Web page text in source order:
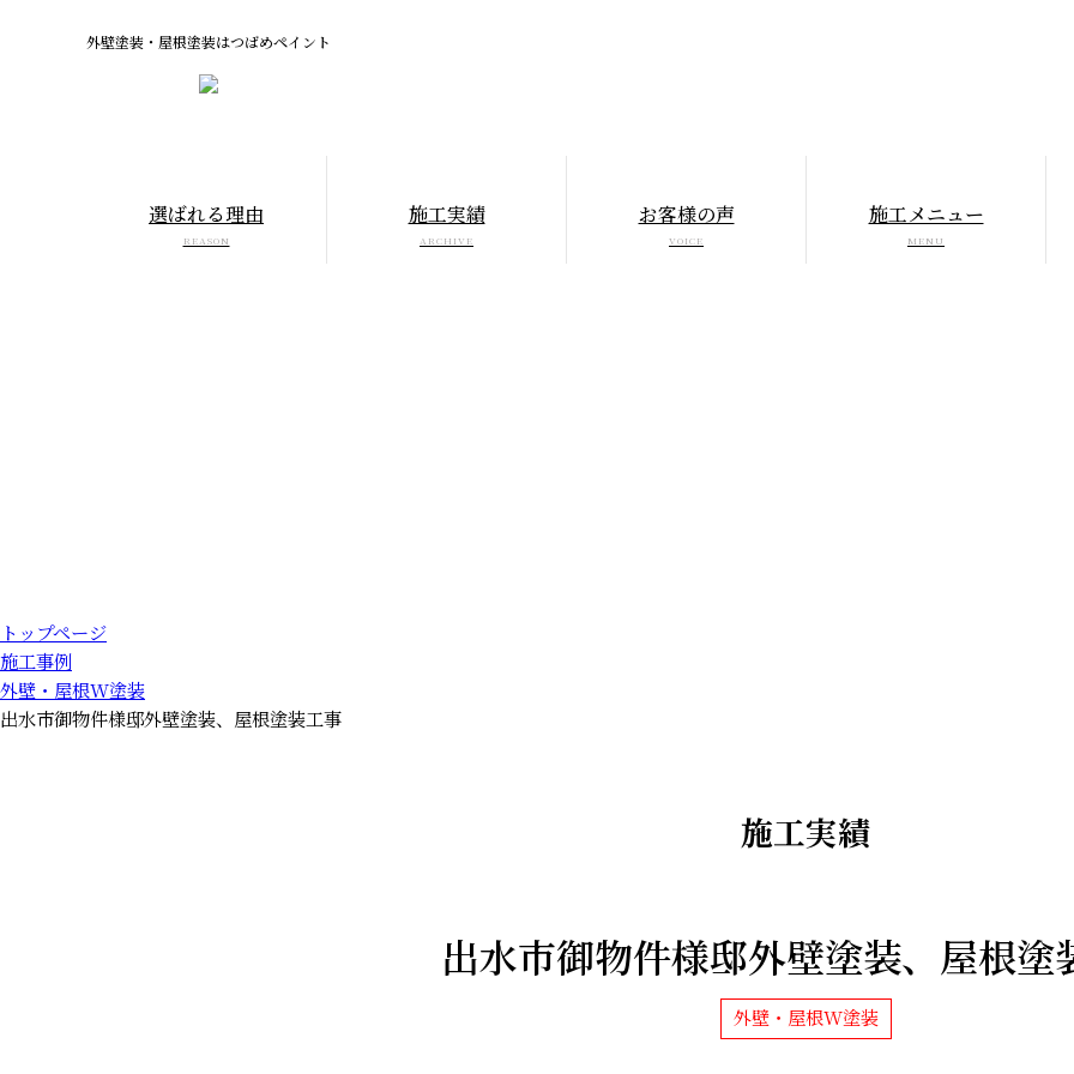
外壁塗装・屋根塗装はつばめペイント
選ばれる理由
REASON
施工実績
ARCHIVE
お客様の声
VOICE
施工メニュー
MENU
トップページ
施工事例
外壁・屋根W塗装
出水市御物件様邸外壁塗装、屋根塗装工事
施工実績
出水市御物件様邸外壁塗装、屋根塗
外壁・屋根W塗装